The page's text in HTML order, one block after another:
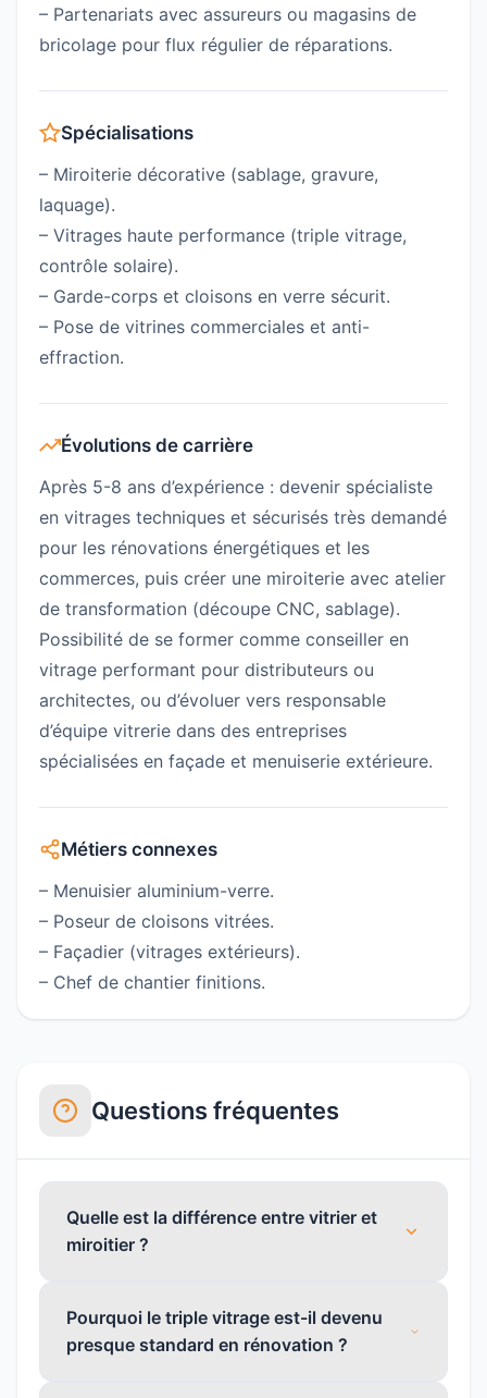
– Partenariats avec assureurs ou magasins de
bricolage pour flux régulier de réparations.
Spécialisations
– Miroiterie décorative (sablage, gravure,
laquage).
– Vitrages haute performance (triple vitrage,
contrôle solaire).
– Garde-corps et cloisons en verre sécurit.
– Pose de vitrines commerciales et anti-
effraction.
Évolutions de carrière
Après 5-8 ans d’expérience : devenir spécialiste
en vitrages techniques et sécurisés très demandé
pour les rénovations énergétiques et les
commerces, puis créer une miroiterie avec atelier
de transformation (découpe CNC, sablage).
Possibilité de se former comme conseiller en
vitrage performant pour distributeurs ou
architectes, ou d’évoluer vers responsable
d’équipe vitrerie dans des entreprises
spécialisées en façade et menuiserie extérieure.
Métiers connexes
– Menuisier aluminium-verre.
– Poseur de cloisons vitrées.
– Façadier (vitrages extérieurs).
– Chef de chantier finitions.
Questions fréquentes
Quelle est la différence entre vitrier et
miroitier ?
Pourquoi le triple vitrage est-il devenu
presque standard en rénovation ?